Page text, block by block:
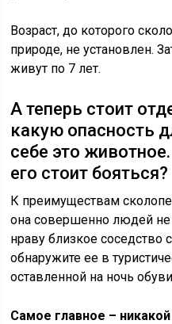
Возраст, до которого
природе, не установлен.
живут по 7 лет.
А теперь стоит
какую опасность
себе это
его стоит бояться?
К преимуществам
она совершенно людей не
нраву близкое соседство
обнаружите ее в
оставленной на ночь
Самое главное –